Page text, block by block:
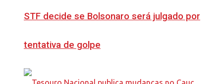
STF decide se Bolsonaro será julgado por
tentativa de golpe